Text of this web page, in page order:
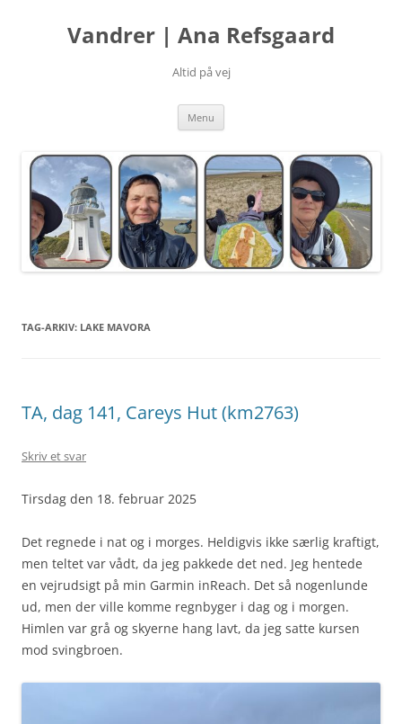
Vandrer | Ana Refsgaard
Altid på vej
Menu
TAG-ARKIV: LAKE MAVORA
TA, dag 141, Careys Hut (km2763)
Skriv et svar
Tirsdag den 18. februar 2025
Det regnede i nat og i morges. Heldigvis ikke særlig kraftigt,
men teltet var vådt, da jeg pakkede det ned. Jeg hentede
en vejrudsigt på min Garmin inReach. Det så nogenlunde
ud, men der ville komme regnbyger i dag og i morgen.
Himlen var grå og skyerne hang lavt, da jeg satte kursen
mod svingbroen.